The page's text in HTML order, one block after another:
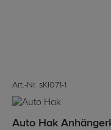
Art.-Nr. sKI071-1
Auto Hak